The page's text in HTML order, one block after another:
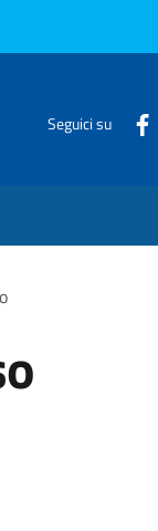
Seguici su